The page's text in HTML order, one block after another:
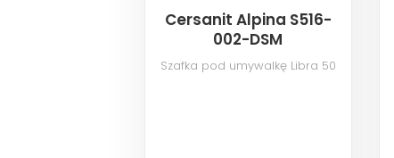
Cersanit Alpina S516-
002-DSM
Szafka pod umywalkę Libra 50